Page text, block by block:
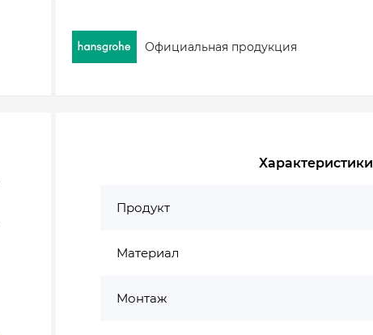
Официальная продукция
Характеристики
Продукт
Материал
Монтаж